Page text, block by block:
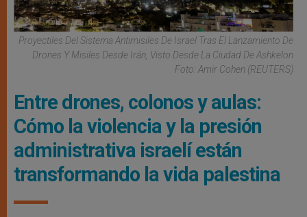
Proyectiles Del Sistema Antimisiles De Israel Tras El Lanzamiento De
Drones Y Misiles Desde Irán, Visto Desde La Ciudad De Ashkelon
Foto: Amir Cohen (REUTERS)
Entre drones, colonos y aulas:
Cómo la violencia y la presión
administrativa israelí están
transformando la vida palestina